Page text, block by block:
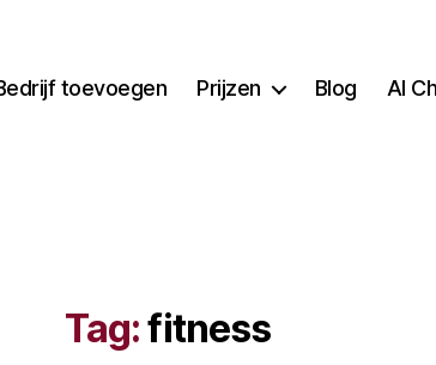
toevoegen Prijzen Blog
AI
Tag:fitness